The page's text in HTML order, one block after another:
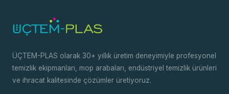
ÜÇTEM-PLAS olarak 30+ yıllık üretim deneyimiyle profesyonel
temizlik ekipmanları, mop arabaları, endüstriyel temizlik ürünleri
ve ihracat kalitesinde çözümler üretiyoruz.